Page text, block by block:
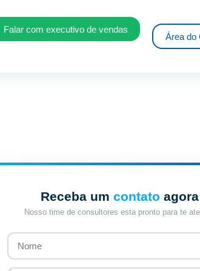
Falar com executivo de vendas
Área do
Receba umcontato agora
Nosso time de consultores esta pronto para te